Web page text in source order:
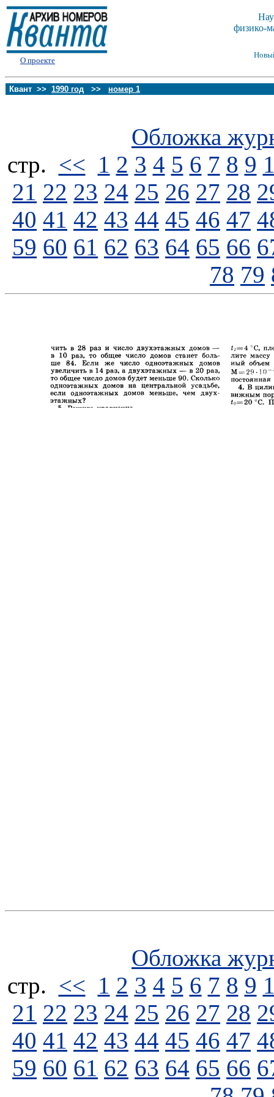
О проекте
физико-
Квант >> 1990 год >> номер 1
Обложка
стp. << 1 2 3 4 5 6 7 8 9
21 22 23 24 25 26 27 28
40 41 42 43 44 45 46 47
59 60 61 62 63 64 65 66
78 79
Обложка
стp. << 1 2 3 4 5 6 7 8 9
21 22 23 24 25 26 27 28
40 41 42 43 44 45 46 47
59 60 61 62 63 64 65 66